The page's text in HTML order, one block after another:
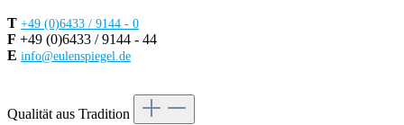
T +49 (0)6433 / 9144 - 0
F +49 (0)6433 / 9144 - 44
E info@eulenspiegel.de
Qualität aus Tradition